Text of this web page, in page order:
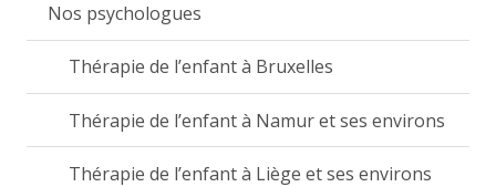
Nos psychologues
Thérapie de l’enfant à Bruxelles
Thérapie de l’enfant à Namur et ses environs
Thérapie de l’enfant à Liège et ses environs